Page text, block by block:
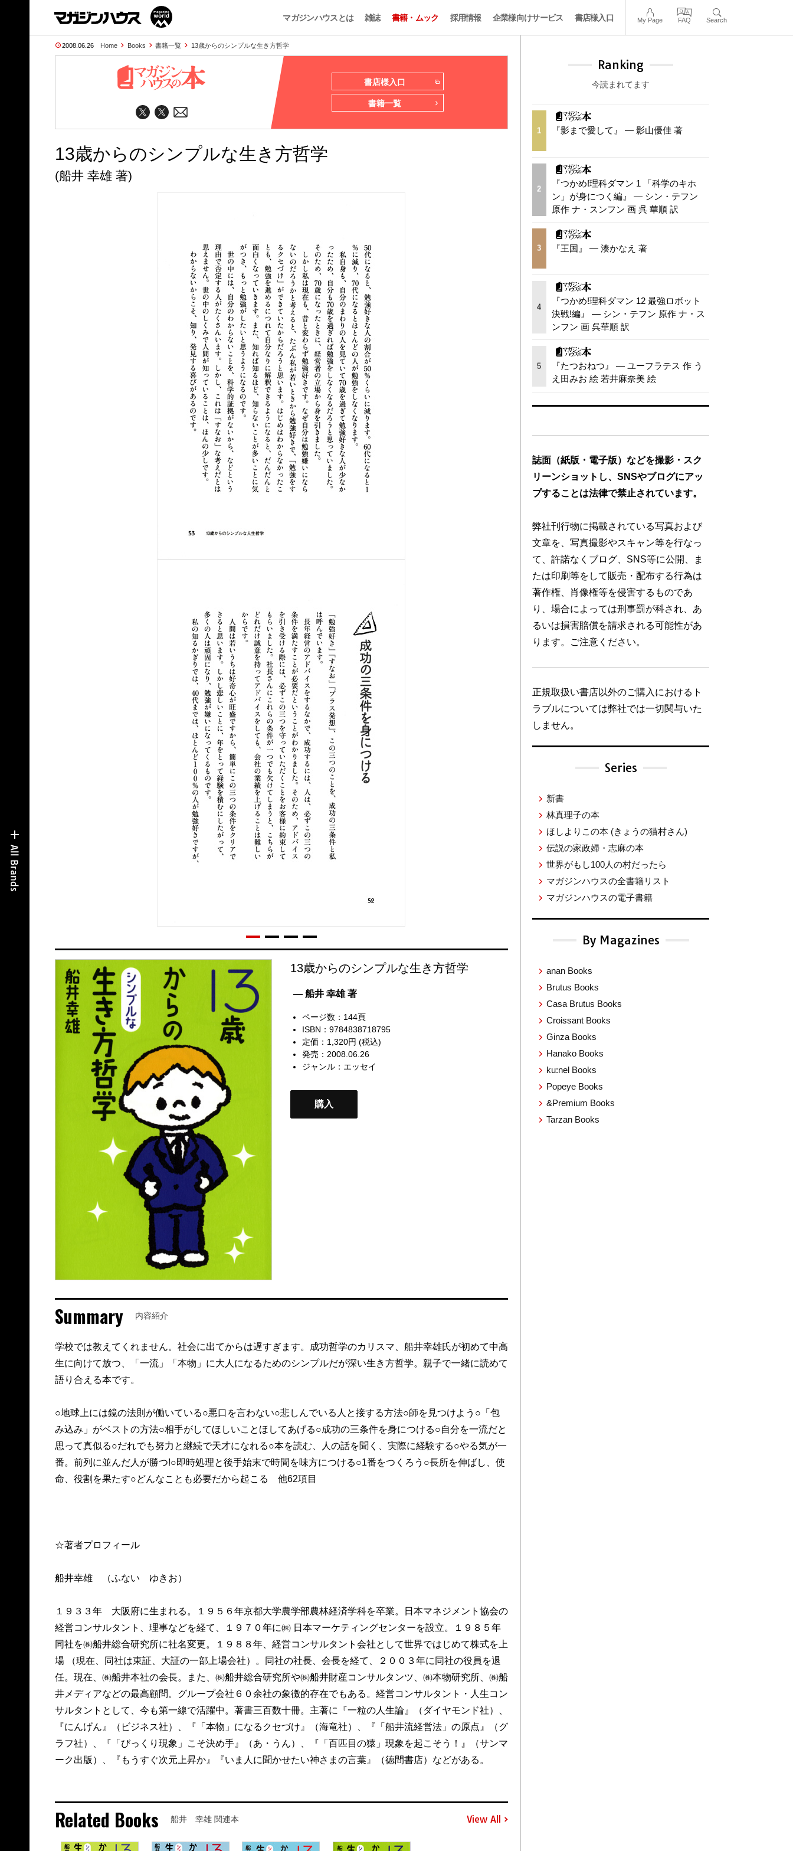
マガジンハウスとは 雑誌 書籍・ムック 採用情報 企業様向けサービス 書店様入口 My Page FAQ Search
2008.06.26 Home Books 書籍一覧 13歳からのシンプルな生き方哲学
書店様入口
書籍一覧
13歳からのシンプルな生き方哲学
(船井 幸雄 著)
13歳からのシンプルな生き方哲学
— 船井 幸雄 著
ページ数：144頁
ISBN：9784838718795
定価：1,320円 (税込)
発売：2008.06.26
ジャンル： エッセイ
購入
Summary 内容紹介
学校では教えてくれません。社会に出てからは遅すぎます。成功哲学のカリスマ、船井幸雄氏が初めて中高
生に向けて放つ、「一流」「本物」に大人になるためのシンプルだが深い生き方哲学。親子で一緒に読めて
語り合える本です。
○地球上には鏡の法則が働いている○悪口を言わない○悲しんでいる人と接する方法○師を見つけよう○「包
み込み」がベストの方法○相手がしてほしいことほしてあげる○成功の三条件を身につける○自分を一流だと
思って真似る○だれでも努力と継続で天才になれる○本を読む、人の話を聞く、実際に経験する○やる気が一
番。前列に並んだ人が勝つ!○即時処理と後手始末で時間を味方につける○1番をつくろう○長所を伸ばし、使
命、役割を果たす○どんなことも必要だから起こる 他62項目
☆著者プロフィール
船井幸雄 （ふない ゆきお）
１９３３年 大阪府に生まれる。１９５６年京都大学農学部農林経済学科を卒業。日本マネジメント協会の
経営コンサルタント、理事などを経て、１９７０年に㈱ 日本マーケティングセンターを設立。１９８５年
同社を㈱船井総合研究所に社名変更。１９８８年、経営コンサルタント会社として世界ではじめて株式を上
場 （現在、同社は東証、大証の一部上場会社）。同社の社長、会長を経て、２００３年に同社の役員を退
任。現在、㈱船井本社の会長。また、㈱船井総合研究所や㈱船井財産コンサルタンツ、㈱本物研究所、㈱船
井メディアなどの最高顧問。グループ会社６０余社の象徴的存在でもある。経営コンサルタント・人生コン
サルタントとして、今も第一線で活躍中。著書三百数十冊。主著に『一粒の人生論』（ダイヤモンド社）、
『にんげん』（ビジネス社）、『「本物」になるクセづけ』（海竜社）、『「船井流経営法」の原点』（グ
ラフ社）、『「びっくり現象」こそ決め手』（あ・うん）、『「百匹目の猿」現象を起こそう！』（サンマ
ーク出版）、『もうすぐ次元上昇か』『いま人に聞かせたい神さまの言葉』（徳間書店）などがある。
Related Books 船井 幸雄 関連本 View All
Ranking
今読まれてます
1 『影まで愛して』 — 影山優佳 著
2
『つかめ!理科ダマン 1 「科学のキホ
ン」が身につく編』 — シン・テフン
原作 ナ・スンフン 画 呉 華順 訳
3 『王国』 — 湊かなえ 著
4
『つかめ!理科ダマン 12 最強ロボット
決戦!編』 — シン・テフン 原作 ナ・ス
ンフン 画 呉華順 訳
5
『たつおねつ』 — ユーフラテス 作 う
え田みお 絵 若井麻奈美 絵
誌面（紙版・電子版）などを撮影・スク
リーンショットし、SNSやブログにアッ
プすることは法律で禁止されています。
弊社刊行物に掲載されている写真および
文章を、写真撮影やスキャン等を行なっ
て、許諾なくブログ、SNS等に公開、ま
たは印刷等をして販売・配布する行為は
著作権、肖像権等を侵害するものであ
り、場合によっては刑事罰が科され、あ
るいは損害賠償を請求される可能性があ
ります。ご注意ください。
正規取扱い書店以外のご購入におけるト
ラブルについては弊社では一切関与いた
しません。
Series
新書
林真理子の本
ほしよりこの本 (きょうの猫村さん)
伝説の家政婦・志麻の本
世界がもし100人の村だったら
マガジンハウスの全書籍リスト
マガジンハウスの電子書籍
By Magazines
anan Books
Brutus Books
Casa Brutus Books
Croissant Books
Ginza Books
Hanako Books
ku:nel Books
Popeye Books
&Premium Books
Tarzan Books